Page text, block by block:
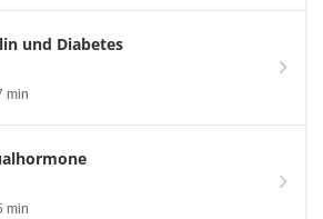
und Diabetes
min
min